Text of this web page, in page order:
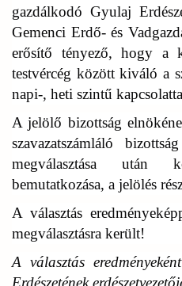
gazdálkodó Gyulaj
Gemenci Erdő- és
erősítő tényező, hogy a
testvércég között kiváló a
napi-, heti szintű
A jelölő bizottság
szavazatszámláló
megválasztása után
bemutatkozása, a jelölés
A választás
megválasztásra került!
A választás
Erdészetének